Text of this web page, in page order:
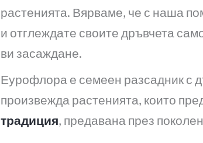
растенията. Вярваме, че с наша
и отглеждате своите дръвчета
ви засаждане.
Еурофлора е семеен разсадник с
произвежда растенията, които
традиция, предавана през